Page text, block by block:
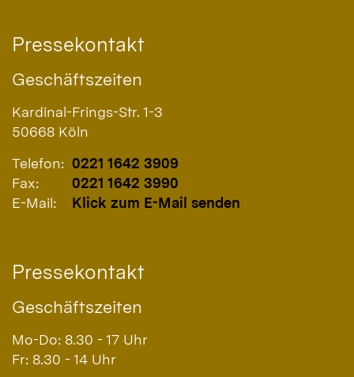
Pressekontakt
Geschäftszeiten
Kardinal-Frings-Str. 1-3
50668 Köln
Telefon: 0221 1642 3909
Fax:
0221 1642 3990
E-Mail:
Klick zum E-Mail senden
Pressekontakt
Geschäftszeiten
Mo-Do: 8.30 - 17 Uhr
Fr: 8.30 - 14 Uhr